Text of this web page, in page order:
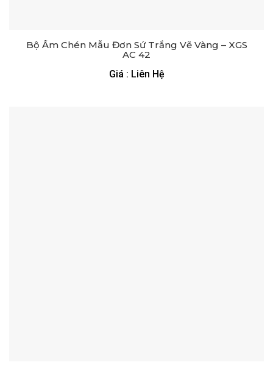
Bộ Ấm Chén Mẫu Đơn Sứ Trắng Vẽ Vàng – XGS
AC 42
Giá : Liên Hệ